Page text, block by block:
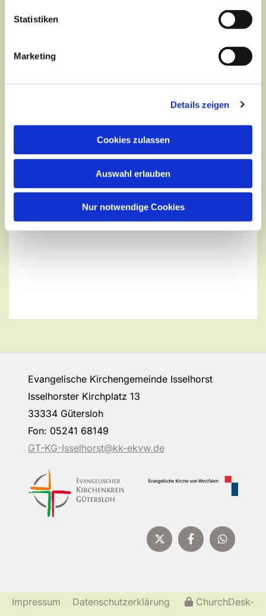
Statistiken
Marketing
Details zeigen
Cookies zulassen
Auswahl erlauben
Nur notwendige Cookies
Evangelische Kirchengemeinde Isselhorst
Isselhorster Kirchplatz 13
33334 Gütersloh
Fon: 05241 68149
GT-KG-Isselhorst@kk-ekvw.de
Impressum Datenschutzerklärung
ChurchDesk-